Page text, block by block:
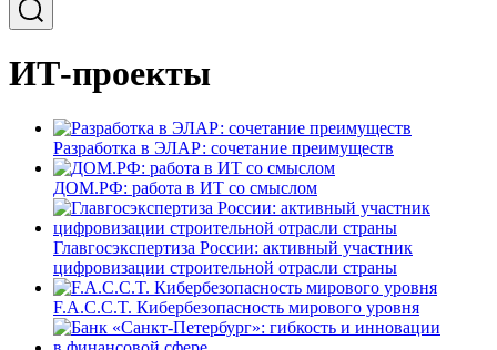
ИТ-проекты
Разработка в ЭЛАР: сочетание преимуществ
ДОМ.РФ: работа в ИТ со смыслом
Главгосэкспертиза России: активный участник
цифровизации строительной отрасли страны
F.A.C.C.T. Кибербезопасность мирового уровня